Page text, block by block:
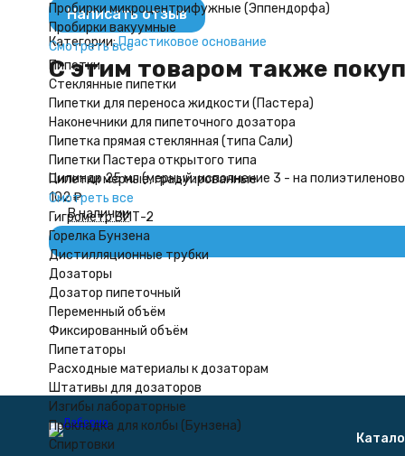
Пробирки микроцентрифужные (Эппендорфа)
Пробирки вакуумные
Смотреть все
Пипетки
Стеклянные пипетки
Пипетки для переноса жидкости (Пастера)
Наконечники для пипеточного дозатора
Пипетка прямая стеклянная (типа Сали)
Пипетки Пастера открытого типа
Пипетки мерные, градуированные
Смотреть все
Гигрометр ВИТ-2
Горелка Бунзена
Дистилляционные трубки
Дозаторы
Дозатор пипеточный
Переменный объём
Фиксированный объём
Пипетаторы
Расходные материалы к дозаторам
Штативы для дозаторов
Изгибы лабораторные
Прокладка для колбы (Бунзена)
Спиртовки
Написать отзыв
Категории:Пластиковое основание
C этим товаром также
Цилиндр 25 мл (мерный: исполнение 3 - на
102 ₽
В наличии